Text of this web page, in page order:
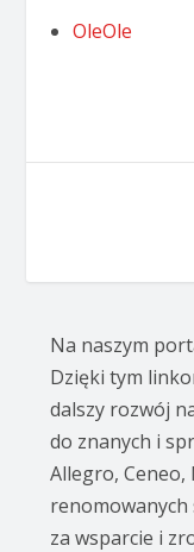
OleOle
Na naszym
Dzięki tym
dalszy rozwój
do znanych i
Allegro, Ceneo,
renomowanych
za wsparcie i